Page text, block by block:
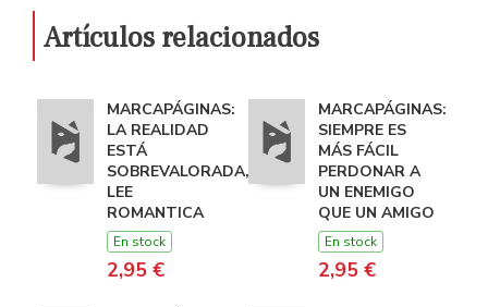
Artículos relacionados
MARCAPÁGINAS:
LA REALIDAD
ESTÁ
SOBREVALORADA,
LEE
ROMANTICA
En stock
2,95 €
MARCAPÁGINAS:
SIEMPRE ES
MÁS FÁCIL
PERDONAR A
UN ENEMIGO
QUE UN AMIGO
En stock
2,95 €